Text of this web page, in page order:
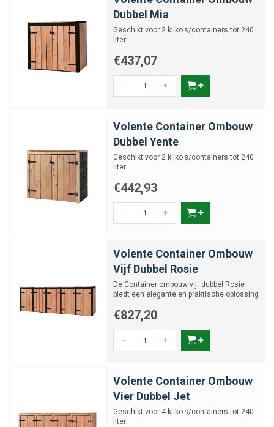
Dubbel Mia
Geschikt voor 2 kliko's/containers tot 240
liter
€437,07
- +
Volente Container Ombouw
Dubbel Yente
Geschikt voor 2 kliko's/containers tot 240
liter
€442,93
- +
Volente Container Ombouw
Vijf Dubbel Rosie
De Container ombouw vijf dubbel Rosie
biedt een elegante en praktische oplossing
€827,20
- +
Volente Container Ombouw
Vier Dubbel Jet
Geschikt voor 4 kliko's/containers tot 240
liter